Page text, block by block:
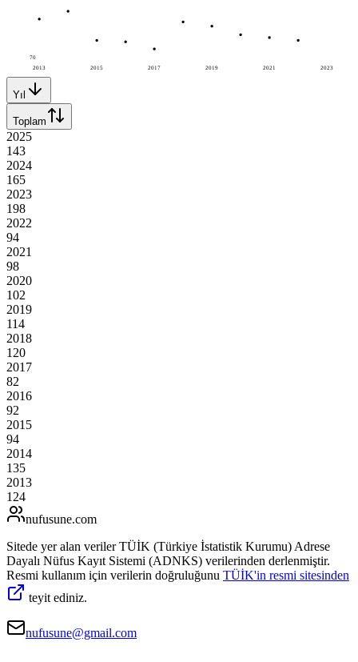
2013 2015 2017 2019 2021 2023
70
Yıl
Toplam
2025
143
2024
165
2023
198
2022
94
2021
98
2020
102
2019
114
2018
120
2017
82
2016
92
2015
94
2014
135
2013
124
nufusune.com
Sitede yer alan veriler TÜİK (Türkiye İstatistik Kurumu) Adrese
Dayalı Nüfus Kayıt Sistemi (ADNKS) verilerinden derlenmiştir.
Resmi kullanım için verilerin doğruluğunu TÜİK'in resmi sitesinden
teyit ediniz.
nufusune@gmail.com